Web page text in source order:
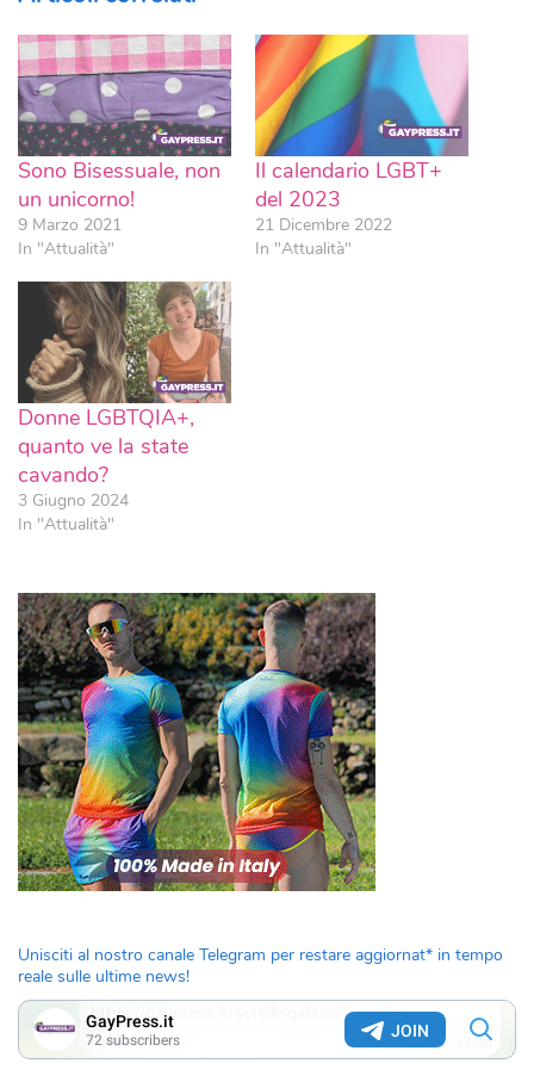
Sono Bisessuale, non
un unicorno!
9 Marzo 2021
In "Attualità"
Il calendario LGBT+
del 2023
21 Dicembre 2022
In "Attualità"
Donne LGBTQIA+,
quanto ve la state
cavando?
3 Giugno 2024
In "Attualità"
Unisciti al nostro canale Telegram per restare aggiornat* in tempo
reale sulle ultime news!